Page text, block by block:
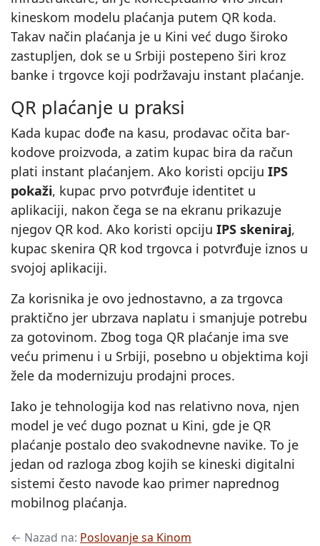
kineskom modelu plaćanja putem QR koda.
Takav način plaćanja je u Kini već dugo široko
zastupljen, dok se u Srbiji postepeno širi kroz
banke i trgovce koji podržavaju instant plaćanje.
QR plaćanje u praksi
Kada kupac dođe na kasu, prodavac očita bar-
kodove proizvoda, a zatim kupac bira da račun
plati instant plaćanjem. Ako koristi opciju IPS
pokaži, kupac prvo potvrđuje identitet u
aplikaciji, nakon čega se na ekranu prikazuje
njegov QR kod. Ako koristi opciju IPS skeniraj,
kupac skenira QR kod trgovca i potvrđuje iznos u
svojoj aplikaciji.
Za korisnika je ovo jednostavno, a za trgovca
praktično jer ubrzava naplatu i smanjuje potrebu
za gotovinom. Zbog toga QR plaćanje ima sve
veću primenu i u Srbiji, posebno u objektima koji
žele da modernizuju prodajni proces.
Iako je tehnologija kod nas relativno nova, njen
model je već dugo poznat u Kini, gde je QR
plaćanje postalo deo svakodnevne navike. To je
jedan od razloga zbog kojih se kineski digitalni
sistemi često navode kao primer naprednog
mobilnog plaćanja.
← Nazad na: Poslovanje sa Kinom